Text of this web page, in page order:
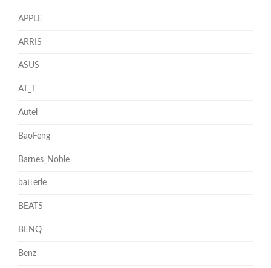
APPLE
ARRIS
ASUS
AT_T
Autel
BaoFeng
Barnes_Noble
batterie
BEATS
BENQ
Benz